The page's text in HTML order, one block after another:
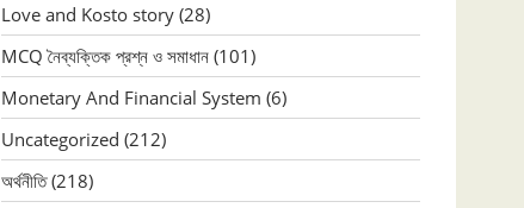
Love and Kosto story (28)
MCQ নৈব্যক্তিক প্রশ্ন ও সমাধান (101)
Monetary And Financial System (6)
Uncategorized (212)
অর্থনীতি(218)